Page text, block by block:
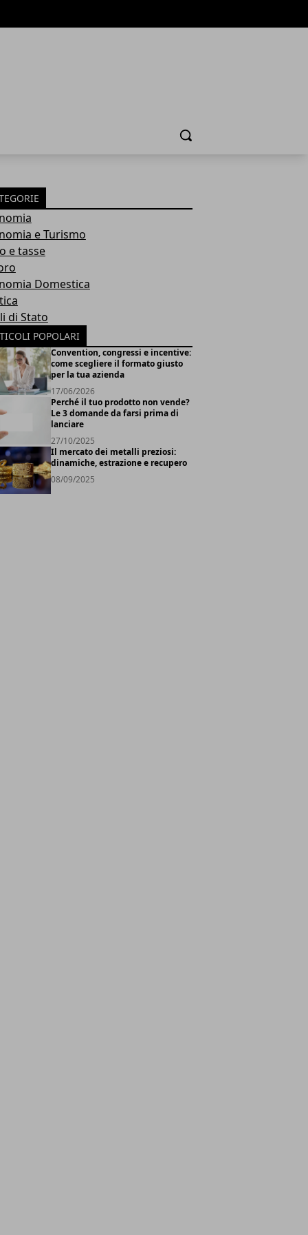
Cerca
e Turismo
e tasse
Domestica
di Stato
POPOLARI
Convention, congressi e incentive:
come scegliere il formato giusto
per la tua azienda
17/06/2026
Perché il tuo prodotto non vende?
Le 3 domande da farsi prima di
lanciare
27/10/2025
Il mercato dei metalli preziosi:
dinamiche, estrazione e recupero
08/09/2025